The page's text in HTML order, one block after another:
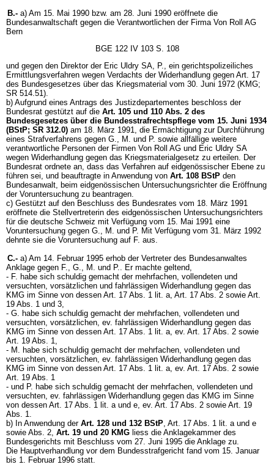
B.- a) Am 15. Mai 1990 bzw. am 28. Juni 1990 eröffnete die
Bundesanwaltschaft gegen die Verantwortlichen der Firma Von Roll AG
Bern
BGE 122 IV 103 S. 108
und gegen den Direktor der Eric Uldry SA, P., ein gerichtspolizeiliches
Ermittlungsverfahren wegen Verdachts der Widerhandlung gegen Art. 17
des Bundesgesetzes über das Kriegsmaterial vom 30. Juni 1972 (KMG;
SR 514.51).
b) Aufgrund eines Antrags des Justizdepartementes beschloss der
Bundesrat gestützt auf die Art. 105 und 110 Abs. 2 des
Bundesgesetzes über die Bundesstrafrechtspflege vom 15. Juni 1934
(BStP; SR 312.0) am 18. März 1991, die Ermächtigung zur Durchführung
eines Strafverfahrens gegen G., M. und P. sowie allfällige weitere
verantwortliche Personen der Firmen Von Roll AG und Eric Uldry SA
wegen Widerhandlung gegen das Kriegsmaterialgesetz zu erteilen. Der
Bundesrat ordnete an, dass das Verfahren auf eidgenössischer Ebene zu
führen sei, und beauftragte in Anwendung von Art. 108 BStP den
Bundesanwalt, beim eidgenössischen Untersuchungsrichter die Eröffnung
der Voruntersuchung zu beantragen.
c) Gestützt auf den Beschluss des Bundesrates vom 18. März 1991
eröffnete die Stellvertreterin des eidgenössischen Untersuchungsrichters
für die deutsche Schweiz mit Verfügung vom 15. Mai 1991 eine
Voruntersuchung gegen G., M. und P. Mit Verfügung vom 31. März 1992
dehnte sie die Voruntersuchung auf F. aus.
C.- a) Am 14. Februar 1995 erhob der Vertreter des Bundesanwaltes
Anklage gegen F., G., M. und P.. Er machte geltend,
- F. habe sich schuldig gemacht der mehrfachen, vollendeten und
versuchten, vorsätzlichen und fahrlässigen Widerhandlung gegen das
KMG im Sinne von dessen Art. 17 Abs. 1 lit. a, Art. 17 Abs. 2 sowie Art.
19 Abs. 1 und 3,
- G. habe sich schuldig gemacht der mehrfachen, vollendeten und
versuchten, vorsätzlichen, ev. fahrlässigen Widerhandlung gegen das
KMG im Sinne von dessen Art. 17 Abs. 1 lit. a, ev. Art. 17 Abs. 2 sowie
Art. 19 Abs. 1,
- M. habe sich schuldig gemacht der mehrfachen, vollendeten und
versuchten, vorsätzlichen, ev. fahrlässigen Widerhandlung gegen das
KMG im Sinne von dessen Art. 17 Abs. 1 lit. a, ev. Art. 17 Abs. 2 sowie
Art. 19 Abs. 1
- und P. habe sich schuldig gemacht der mehrfachen, vollendeten und
versuchten, ev. fahrlässigen Widerhandlung gegen das KMG im Sinne
von dessen Art. 17 Abs. 1 lit. a und e, ev. Art. 17 Abs. 2 sowie Art. 19
Abs. 1.
b) In Anwendung der Art. 128 und 132 BStP, Art. 17 Abs. 1 lit. a und e
sowie Abs. 2, Art. 19 und 20 KMG liess die Anklagekammer des
Bundesgerichts mit Beschluss vom 27. Juni 1995 die Anklage zu.
Die Hauptverhandlung vor dem Bundesstrafgericht fand vom 15. Januar
bis 1. Februar 1996 statt.